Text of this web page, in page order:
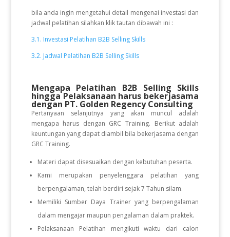
bila anda ingin mengetahui detail mengenai investasi dan
jadwal pelatihan silahkan klik tautan dibawah ini :
3.1. Investasi Pelatihan B2B Selling Skills
3.2. Jadwal Pelatihan B2B Selling Skills
Mengapa Pelatihan B2B Selling Skills
hingga Pelaksanaan harus bekerjasama
dengan PT. Golden Regency Consulting
Pertanyaan selanjutnya yang akan muncul adalah
mengapa harus dengan GRC Training. Berikut adalah
keuntungan yang dapat diambil bila bekerjasama dengan
GRC Training.
Materi dapat disesuaikan dengan kebutuhan peserta.
Kami merupakan penyelenggara pelatihan yang
berpengalaman, telah berdiri sejak 7 Tahun silam.
Memiliki Sumber Daya Trainer yang berpengalaman
dalam mengajar maupun pengalaman dalam praktek.
Pelaksanaan Pelatihan mengikuti waktu dari calon